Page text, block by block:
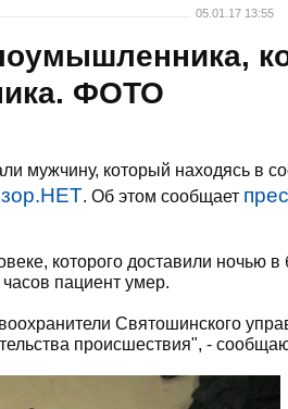
05.01.17 13:55
ФОТО
мужчину, который находясь в
. Об этом сообщает
которого доставили ночью
пациент умер.
Святошинского
происшествия", -